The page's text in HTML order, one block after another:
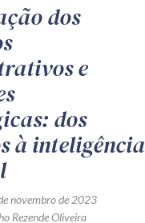
dos
e
dos
à inteligência
novembro de 2023
Rezende Oliveira